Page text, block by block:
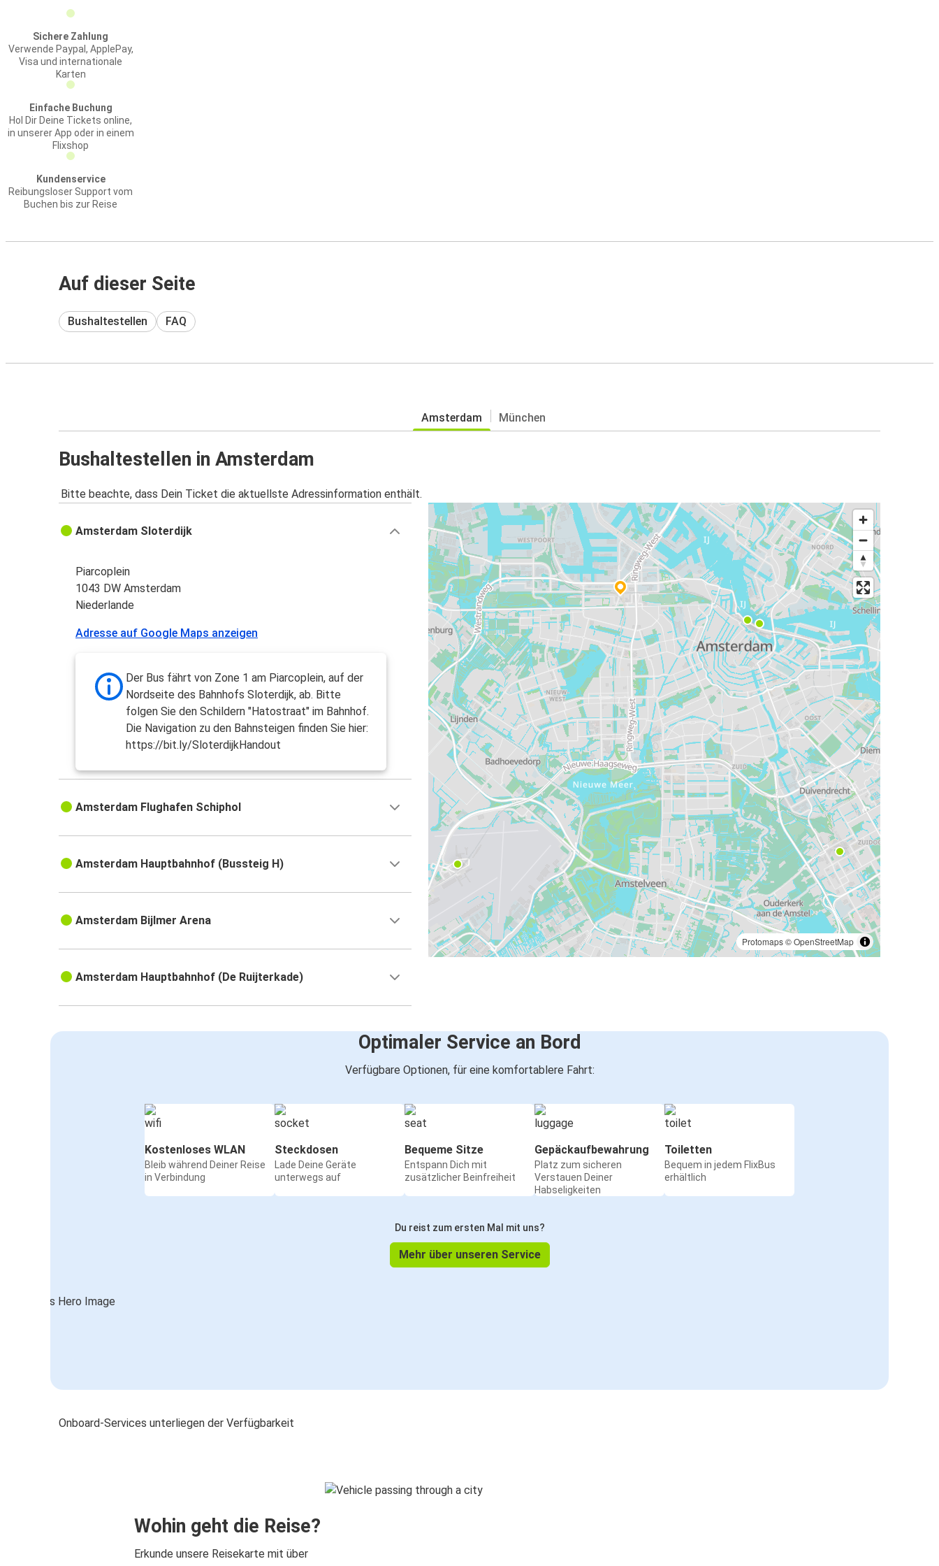
Sichere Zahlung
Verwende Paypal, ApplePay,
Visa und internationale
Karten
Einfache Buchung
Hol Dir Deine Tickets online,
in unserer App oder in einem
Flixshop
Kundenservice
Reibungsloser Support vom
Buchen bis zur Reise
Auf dieser Seite
Bushaltestellen FAQ
Amsterdam München
Bushaltestellen in Amsterdam
Bitte beachte, dass Dein Ticket die aktuellste Adressinformation enthält.
Protomaps©OpenStreetMap
Amsterdam Sloterdijk
Piarcoplein
1043 DW Amsterdam
Niederlande
Adresse auf Google Maps anzeigen
Der Bus fährt von Zone 1 am Piarcoplein, auf der
Nordseite des Bahnhofs Sloterdijk, ab. Bitte
folgen Sie den Schildern "Hatostraat" im Bahnhof.
Die Navigation zu den Bahnsteigen finden Sie hier:
https://bit.ly/SloterdijkHandout
Amsterdam Flughafen Schiphol
Amsterdam Hauptbahnhof (Bussteig H)
Amsterdam Bijlmer Arena
Amsterdam Hauptbahnhof (De Ruijterkade)
Optimaler Service an Bord
Verfügbare Optionen, für eine komfortablere Fahrt:
Kostenloses WLAN
Bleib während Deiner Reise
in Verbindung
Steckdosen
Lade Deine Geräte
unterwegs auf
Bequeme Sitze
Entspann Dich mit
zusätzlicher Beinfreiheit
Gepäckaufbewahrung
Platz zum sicheren
Verstauen Deiner
Habseligkeiten
Toiletten
Bequem in jedem FlixBus
erhältlich
Du reist zum ersten Mal mit uns?
Mehr über unseren Service
Onboard-Services unterliegen der Verfügbarkeit
Wohin geht die Reise?
Erkunde unsere Reisekarte mit über